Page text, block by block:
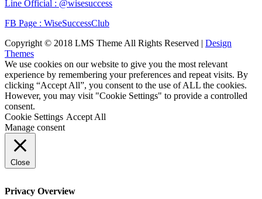
Line Official : @wisesuccess
FB Page : WiseSuccessClub
Copyright © 2018 LMS Theme All Rights Reserved | Design
Themes
We use cookies on our website to give you the most relevant
experience by remembering your preferences and repeat visits. By
clicking “Accept All”, you consent to the use of ALL the cookies.
However, you may visit "Cookie Settings" to provide a controlled
consent.
Cookie Settings Accept All
Manage consent
Close
Privacy Overview